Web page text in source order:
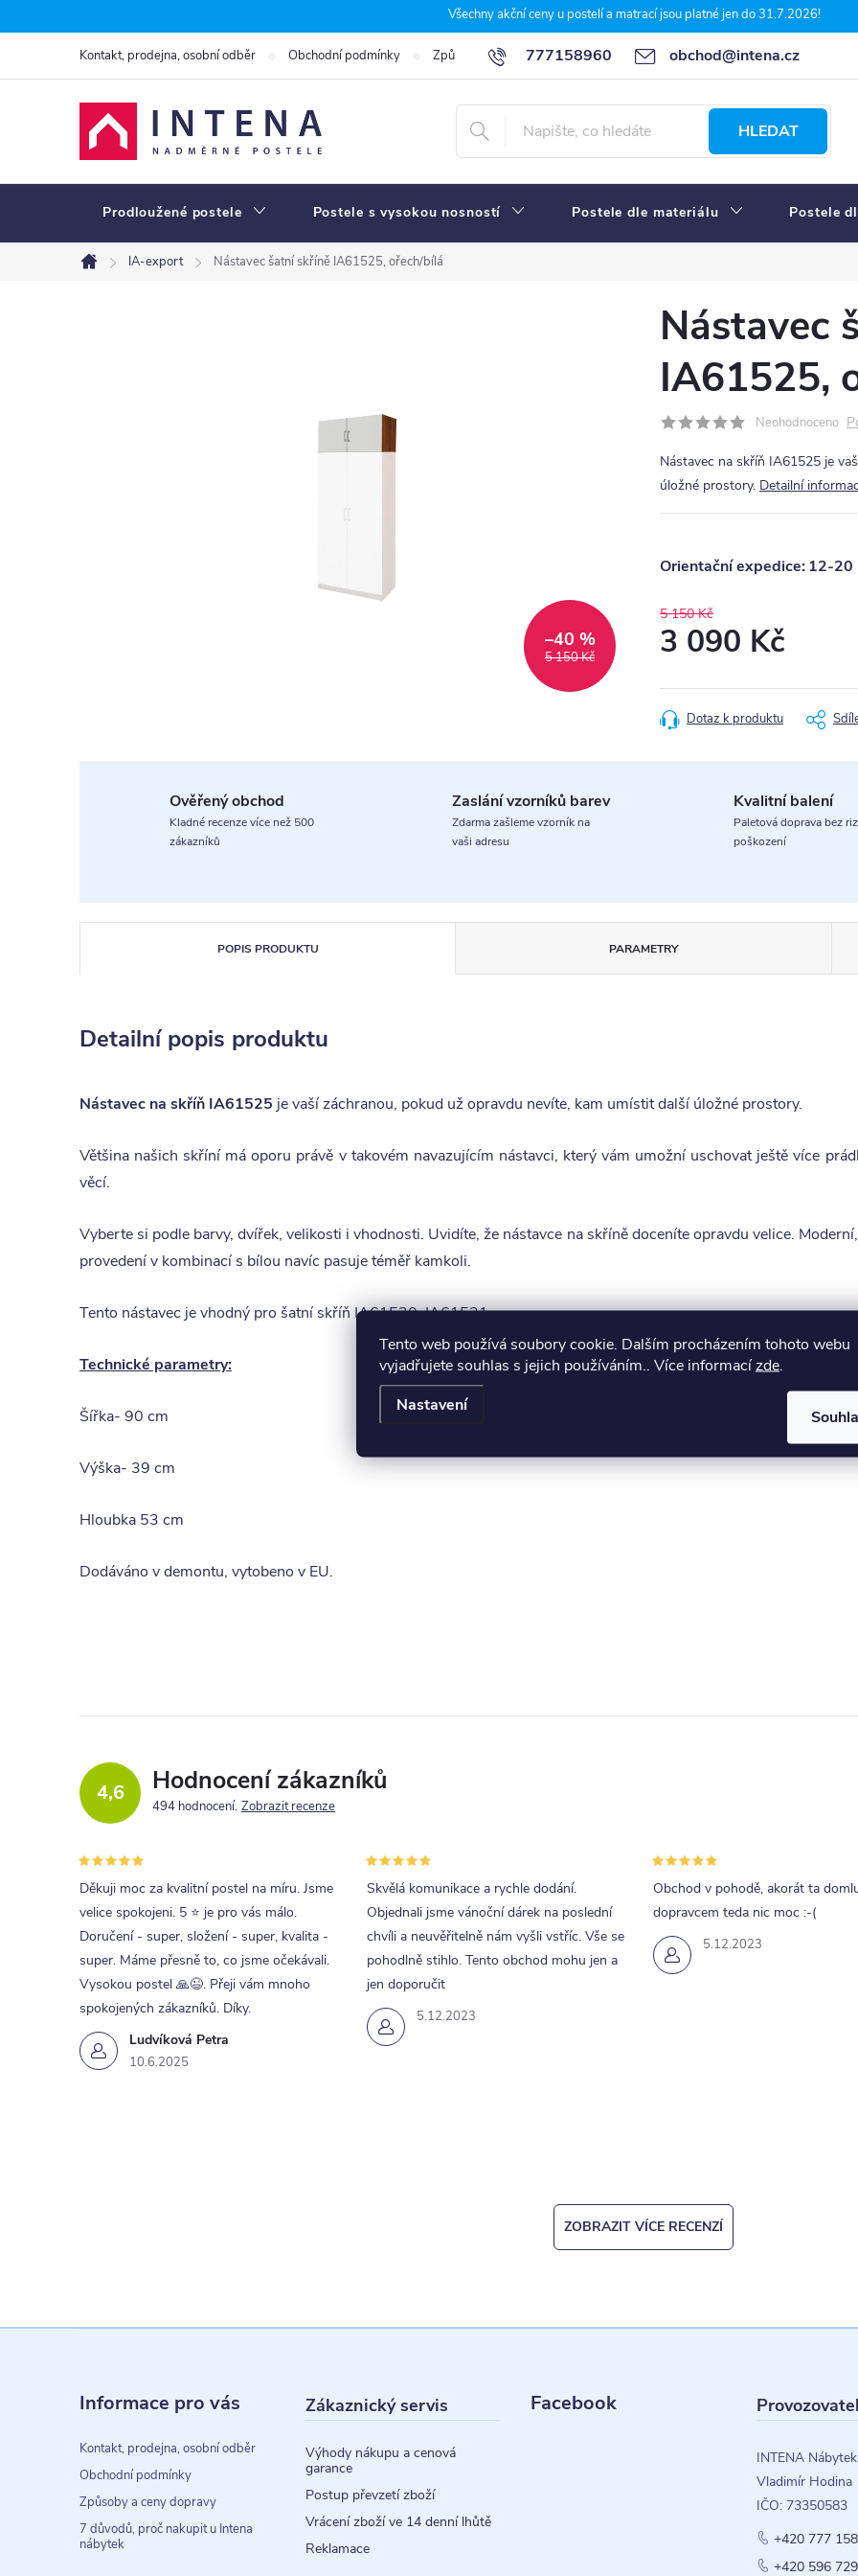
Tento web používá soubory cookie. Dalším procházením tohoto webu
vyjadřujete souhlas s jejich používáním.. Více informacízde.
Nastavení
na
Všechny akční ceny u postelí a matrací jsou platné jen do 31.7.2026!
777158960 obchod@intena.cz
Kontakt, prodejna, osobní odběr Obchodní podmínky Způsoby a ceny dopravy 7 důvodů, proč nakupit u Intena nábytek
HLEDAT
Prodloužené postele Postele s vysokou nosností Postele dle materiálu Postele
Domů
IA-export Nástavec šatní skříně IA61525, ořech/bílá
5 150 Kč
–40 %
Nástavec
IA61525,
Neohodnoceno
Nástavec na skříň IA61525 je
úložné prostory. Detailní
12-20
5 150 Kč
3 090 Kč
cena:
Dotaz k produktu
Ověřený obchod
Kladné recenze více než 500
zákazníků
Zaslání vzorníků barev
Zdarma zašleme vzorník na
vaši adresu
Kvalitní balení
Paletová doprava bez
poškození
POPIS PRODUKTU PARAMETRY
Detailní popis produktu
Nástavec na skříň IA61525 je vaší záchranou, pokud už opravdu nevíte, kam umístit další úložné prostory.
Většina našich skříní má oporu právě v takovém navazujícím nástavci, který vám umožní uschovat ještě více
věcí.
Vyberte si podle barvy, dvířek, velikosti i vhodnosti. Uvidíte, že nástavce na skříně doceníte opravdu velice.
provedení v kombinací s bílou navíc pasuje téměř kamkoli.
Tento nástavec je vhodný pro šatní skříň IA61520, IA61521
Technické parametry:
Šířka- 90 cm
Výška- 39 cm
Hloubka 53 cm
Dodáváno v demontu, vytobeno v EU.
4,6 Hodnocení zákazníků
494 hodnocení Zobrazit recenze
Ludvíková Petra
10.6.2025
Děkuji moc za kvalitní postel na míru. Jsme
velice spokojeni. 5 ⭐ je pro vás málo.
Doručení - super, složení - super, kvalita -
super. Máme přesně to, co jsme očekávali.
Vysokou postel 🙏😉. Přeji vám mnoho
spokojených zákazníků. Díky.
5.12.2023
Skvělá komunikace a rychle dodání.
Objednali jsme vánoční dárek na poslední
chvíli a neuvěřitelně nám vyšli vstříc. Vše se
pohodlně stihlo. Tento obchod mohu jen a
jen doporučit
5.12.2023
Obchod v pohodě, akorát ta
dopravcem teda nic moc :-(
ZOBRAZIT VÍCE RECENZÍ
Informace pro vás
Kontakt, prodejna, osobní odběr
Obchodní podmínky
Způsoby a ceny dopravy
7 důvodů, proč nakupit u Intena
nábytek
Zákaznický servis
Výhody nákupu a cenová
garance
Postup převzetí zboží
Vrácení zboží ve 14 denní lhůtě
Reklamace
Facebook
INTENA Nábytek
Vladimír Hodina
IČO: 73350583
+420 777
+420 596